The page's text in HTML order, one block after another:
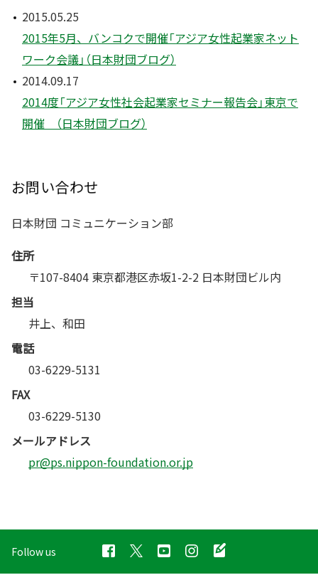
2015.05.25
2015年5月、バンコクで開催「アジア女性起業家ネット
ワーク会議」（日本財団ブログ）
2014.09.17
2014度「アジア女性社会起業家セミナー報告会」東京で
開催 （日本財団ブログ）
お問い合わせ
日本財団 コミュニケーション部
住所
〒107-8404 東京都港区赤坂1-2-2 日本財団ビル内
担当
井上、和田
電話
03-6229-5131
FAX
03-6229-5130
メールアドレス
pr@ps.nippon-foundation.or.jp
Follow us